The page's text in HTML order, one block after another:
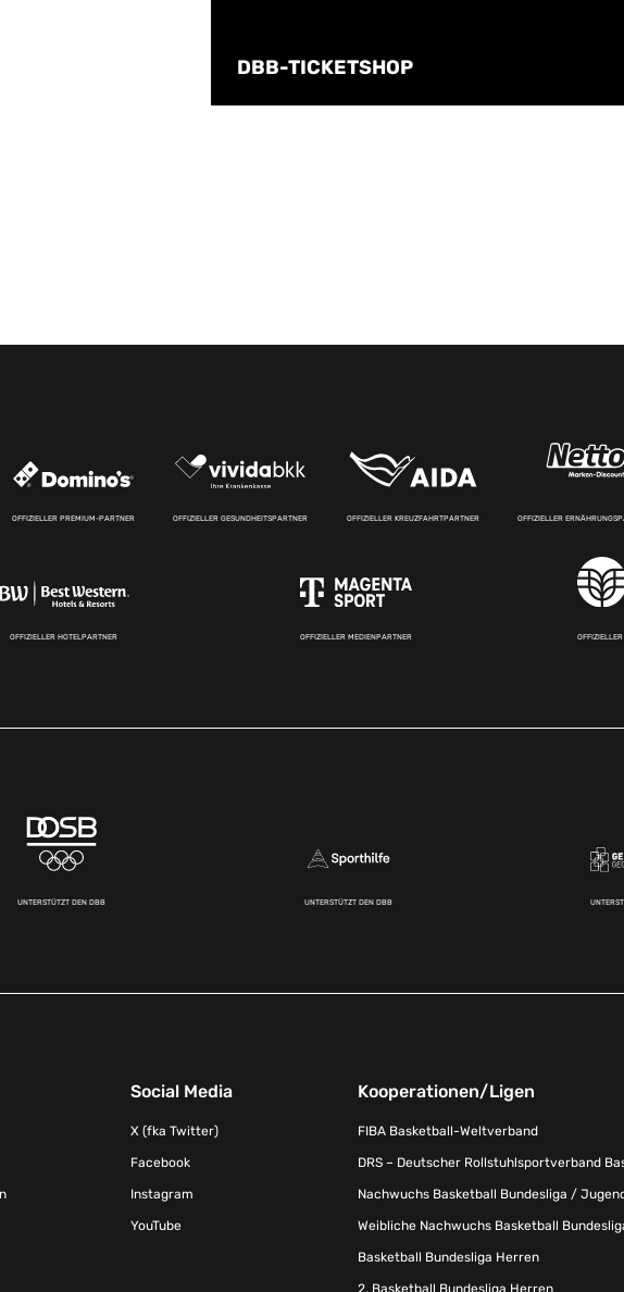
DBB-TICKETSHOP
OFFIZIELLER PREMIUM-PARTNER OFFIZIELLER GESUNDHEITSPARTNER OFFIZIELLER KREUZFAHRTPARTNER OFFIZIELLER
HOTELPARTNER OFFIZIELLER MEDIENPARTNER
UNTERSTÜTZT DEN DBB UNTERSTÜTZT DEN DBB
Social Media
X (fka Twitter)
Facebook
Instagram
YouTube
Kooperationen/Ligen
FIBA Basketball-Weltverband
DRS – Deutscher Rollstuhlsportverband
Nachwuchs Basketball Bundesliga /
Weibliche Nachwuchs Basketball
Basketball Bundesliga Herren
2. Basketball Bundesliga Herren